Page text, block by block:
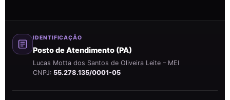
IDENTIFICAÇÃO
Posto de Atendimento (PA)
Lucas Motta dos Santos de Oliveira Leite – MEI
CNPJ: 55.278.135/0001-05